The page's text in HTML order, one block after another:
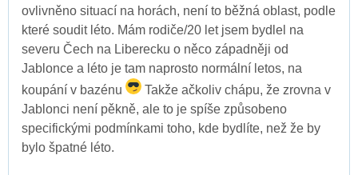
ovlivněno situací na horách, není to běžná oblast, podle
které soudit léto. Mám rodiče/20 let jsem bydlel na
severu Čech na Liberecku o něco západněji od
Jablonce a léto je tam naprosto normální letos, na
koupání v bazénu
Takže ačkoliv chápu, že zrovna v
Jablonci není pěkně, ale to je spíše způsobeno
specifickými podmínkami toho, kde bydlíte, než že by
bylo špatné léto.